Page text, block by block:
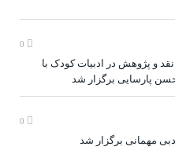
و پژوهش در ادبیات کودک با
پارسایی برگزار شد
مهمانی برگزار شد